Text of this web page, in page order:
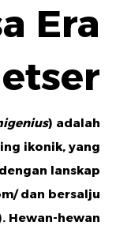
Era
) adalah
ikonik, yang
lanskap
dan bersalju
Hewan-hewan